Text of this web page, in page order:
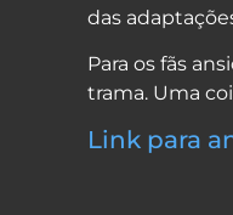
das
Para os fãs
trama. Uma
Link para